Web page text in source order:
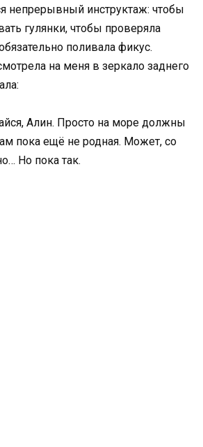
непрерывный инструктаж: чтобы
гулянки, чтобы проверяла
поливала фикус.
на меня в зеркало заднего
Алин. Просто на море должны
пока ещё не родная. Может, со
Но пока так.